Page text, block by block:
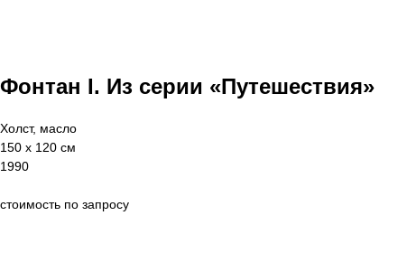
Фонтан I. Из серии «Путешествия»
Холст, масло
150 х 120 см
1990
стоимость по запросу